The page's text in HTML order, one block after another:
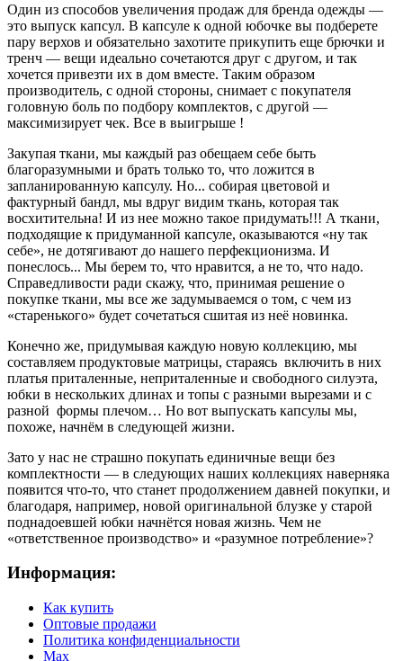
Один из способов увеличения продаж для бренда одежды —
это выпуск капсул. В капсуле к одной юбочке вы подберете
пару верхов и обязательно захотите прикупить еще брючки и
тренч — вещи идеально сочетаются друг с другом, и так
хочется привезти их в дом вместе. Таким образом
производитель, с одной стороны, снимает с покупателя
головную боль по подбору комплектов, с другой —
максимизирует чек. Все в выигрыше !
Закупая ткани, мы каждый раз обещаем себе быть
благоразумными и брать только то, что ложится в
запланированную капсулу. Но... собирая цветовой и
фактурный бандл, мы вдруг видим ткань, которая так
восхитительна! И из нее можно такое придумать!!! А ткани,
подходящие к придуманной капсуле, оказываются «ну так
себе», не дотягивают до нашего перфекционизма. И
понеслось... Мы берем то, что нравится, а не то, что надо.
Справедливости ради скажу, что, принимая решение о
покупке ткани, мы все же задумываемся о том, с чем из
«старенького» будет сочетаться сшитая из неё новинка.
Конечно же, придумывая каждую новую коллекцию, мы
составляем продуктовые матрицы, стараясь включить в них
платья приталенные, неприталенные и свободного силуэта,
юбки в нескольких длинах и топы с разными вырезами и с
разной формы плечом… Но вот выпускать капсулы мы,
похоже, начнём в следующей жизни.
Зато у нас не страшно покупать единичные вещи без
комплектности — в следующих наших коллекциях наверняка
появится что-то, что станет продолжением давней покупки, и
благодаря, например, новой оригинальной блузке у старой
поднадоевшей юбки начнётся новая жизнь. Чем не
«ответственное производство» и «разумное потребление»?
Информация:
Как купить
Оптовые продажи
Политика конфиденциальности
Max